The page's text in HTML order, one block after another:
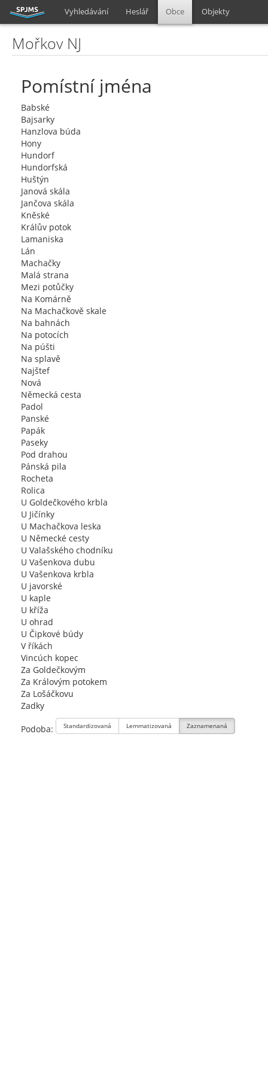
Vyhledávání Heslář Obce Objekty
Mořkov NJ
Pomístní jména
Babské
Bajsarky
Hanzlova búda
Hony
Hundorf
Hundorfská
Huštýn
Janová skála
Jančova skála
Kněské
Králův potok
Lamaniska
Lán
Machačky
Malá strana
Mezi potůčky
Na Komárně
Na Machačkově skale
Na bahnách
Na potocích
Na púšti
Na splavě
Najštef
Nová
Německá cesta
Padol
Panské
Papák
Paseky
Pod drahou
Pánská pila
Rocheta
Rolica
U Goldečkového krbla
U Jičínky
U Machačkova leska
U Německé cesty
U Valašského chodníku
U Vašenkova dubu
U Vašenkova krbla
U javorské
U kaple
U kříža
U ohrad
U Čipkové búdy
V říkách
Vincúch kopec
Za Goldečkovým
Za Královým potokem
Za Lošáčkovu
Zadky
Podoba: Standardizovaná Lemmatizovaná Zaznamenaná